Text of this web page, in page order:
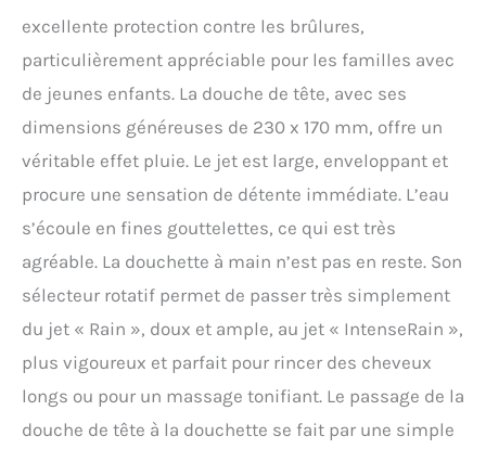
excellente protection contre les brûlures,
particulièrement appréciable pour les familles avec
de jeunes enfants. La douche de tête, avec ses
dimensions généreuses de 230 x 170 mm, offre un
véritable effet pluie. Le jet est large, enveloppant et
procure une sensation de détente immédiate. L’eau
s’écoule en fines gouttelettes, ce qui est très
agréable. La douchette à main n’est pas en reste. Son
sélecteur rotatif permet de passer très simplement
du jet « Rain », doux et ample, au jet « IntenseRain »,
plus vigoureux et parfait pour rincer des cheveux
longs ou pour un massage tonifiant. Le passage de la
douche de tête à la douchette se fait par une simple